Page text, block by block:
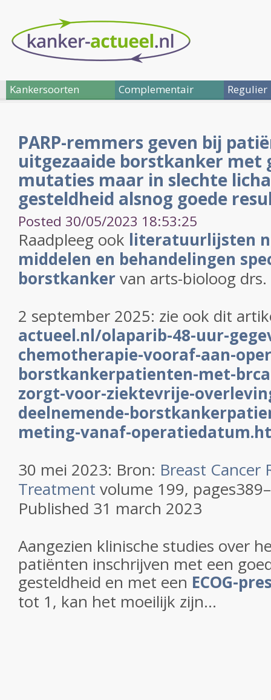
Kankersoorten Complementair Regulier
PARP-remmers geven bij
uitgezaaide borstkanker met
mutaties maar in slechte
gesteldheid alsnog goede
Posted 30/05/2023 18:53:25
Raadpleeg ook literatuurlijsten
middelen en behandelingen
borstkankervan arts-bioloog
2 september 2025: zie ook dit
actueel.nl/olaparib-48-uur-
chemotherapie-vooraf-aan-
borstkankerpatienten-met-
zorgt-voor-ziektevrije-
deelnemende-
meting-vanaf-
30 mei 2023: Bron: Breast Cancer
Treatment volume 199,
Published 31 march 2023
Aangezien klinische studies over
patiënten inschrijven met een
gesteldheid en met een ECOG-
tot 1, kan het moeilijk zijn...